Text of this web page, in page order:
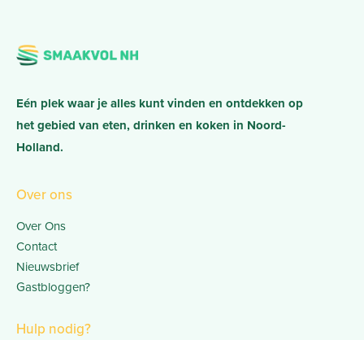
Eén plek waar je alles kunt vinden en ontdekken op
het gebied van eten, drinken en koken in Noord-
Holland.
Over ons
Over Ons
Contact
Nieuwsbrief
Gastbloggen?
Hulp nodig?